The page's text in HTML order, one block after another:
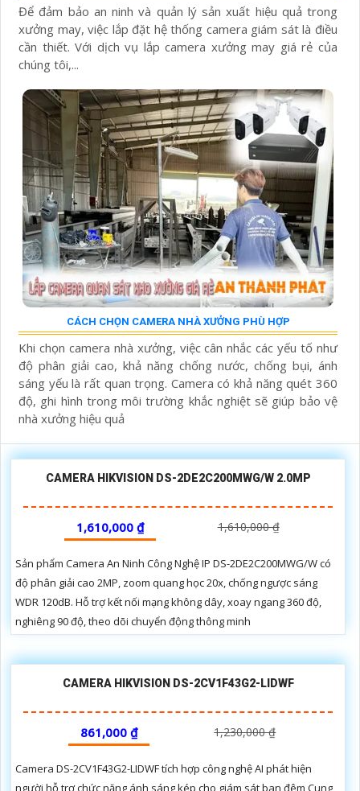
Để đảm bảo an ninh và quản lý sản xuất hiệu quả trong
xưởng may, việc lắp đặt hệ thống camera giám sát là điều
cần thiết. Với dịch vụ lắp camera xưởng may giá rẻ của
chúng tôi,...
CÁCH CHỌN CAMERA NHÀ XƯỞNG PHÙ HỢP
Khi chọn camera nhà xưởng, việc cân nhắc các yếu tố như
độ phân giải cao, khả năng chống nước, chống bụi, ánh
sáng yếu là rất quan trọng. Camera có khả năng quét 360
độ, ghi hình trong môi trường khắc nghiệt sẽ giúp bảo vệ
nhà xưởng hiệu quả
CAMERA HIKVISION DS-2DE2C200MWG/W 2.0MP
1,610,000 ₫ 1,610,000 ₫
Sản phẩm Camera An Ninh Công Nghệ IP DS-2DE2C200MWG/W có
độ phân giải cao 2MP, zoom quang học 20x, chống ngược sáng
WDR 120dB. Hỗ trợ kết nối mạng không dây, xoay ngang 360 độ,
nghiêng 90 độ, theo dõi chuyển động thông minh
CAMERA HIKVISION DS-2CV1F43G2-LIDWF
861,000 ₫ 1,230,000 ₫
Camera DS-2CV1F43G2-LIDWF tích hợp công nghệ AI phát hiện
người hỗ trợ chức năng ánh sáng kép cho giám sát ban đêm Cung